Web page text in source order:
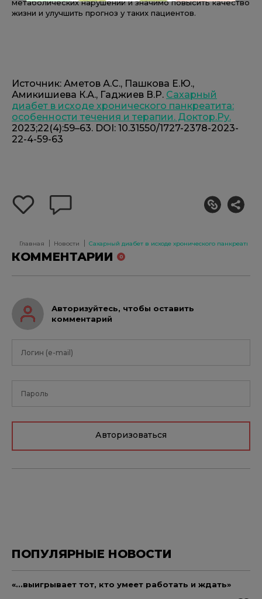
метаболических нарушений и значимо повысить качество
жизни и улучшить прогноз у таких пациентов.
Источник: Аметов А.С., Пашкова Е.Ю.,
Амикишиева К.А., Гаджиев В.Р. Сахарный
диабет в исходе хронического панкреатита:
особенности течения и терапии. Доктор.Ру.
2023;22(4):59–63. DOI: 10.31550/1727-2378-2023-
22-4-59-63
добавить
себе
Главная Новости Сахарный диабет в исходе хронического панкреатита
КОММЕНТАРИИ 0
Авторизуйтесь, чтобы оставить
комментарий
Авторизоваться
ПОПУЛЯРНЫЕ НОВОСТИ
«...выигрывает тот, кто умеет работать и ждать»